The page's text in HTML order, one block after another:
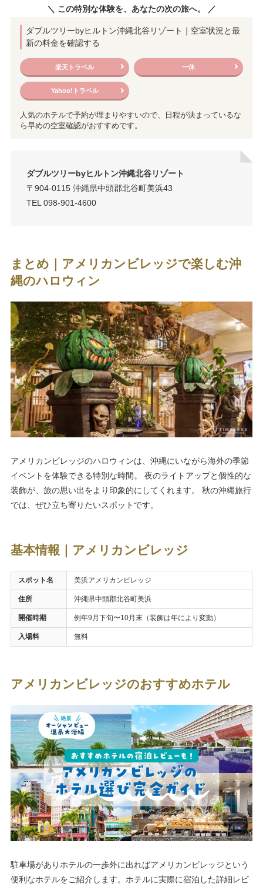
＼ この特別な体験を、あなたの次の旅へ。 ／
ダブルツリーbyヒルトン沖縄北谷リゾート｜空室状況と最
新の料金を確認する
楽天トラベル 一休
Yahoo!トラベル
人気のホテルで予約が埋まりやすいので、日程が決まっているな
ら早めの空室確認がおすすめです。
ダブルツリーbyヒルトン沖縄北谷リゾート
〒904-0115 沖縄県中頭郡北谷町美浜43
TEL 098-901-4600
まとめ｜アメリカンビレッジで楽しむ沖
縄のハロウィン
アメリカンビレッジのハロウィンは、沖縄にいながら海外の季節
イベントを体験できる特別な時間。 夜のライトアップと個性的な
装飾が、旅の思い出をより印象的にしてくれます。 秋の沖縄旅行
では、ぜひ立ち寄りたいスポットです。
基本情報｜アメリカンビレッジ
スポット名 美浜アメリカンビレッジ
住所 沖縄県中頭郡北谷町美浜
開催時期 例年9月下旬〜10月末（装飾は年により変動）
入場料 無料
アメリカンビレッジのおすすめホテル
駐車場がありホテルの一歩外に出ればアメリカンビレッジという
便利なホテルをご紹介します。ホテルに実際に宿泊した詳細レビ